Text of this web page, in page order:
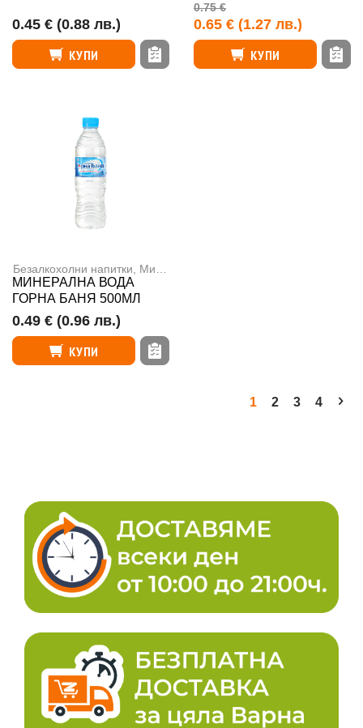
0.45 € (0.88 лв.)
КУПИ
0.75 €
0.65 € (1.27 лв.)
КУПИ
Безалкохолни напитки Минерална вода
МИНЕРАЛНА ВОДА
ГОРНА БАНЯ 500МЛ
0.49 € (0.96 лв.)
КУПИ
1 2 3 4